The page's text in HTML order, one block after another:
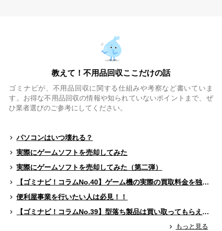
教えて！不用品回収ここだけの話
ゴミナビが、不用品回収に関する仕組みや考察など書いていま
す。お得な不用品回収の情報や知られていないポイントまで、ぜ
ひ業者選びのご参考にしてください。
パソコンはいつ壊れる？
実際にゲームソフトを売却してみた
実際にゲームソフトを売却してみた（第二弾）
【ゴミナビ！コラムNo.40】ゲーム機の実際の買取料金を独自調査！！
便利屋事業を行いたい人は必見！！
【ゴミナビ！コラムNo.39】型落ち製品は買い取ってもらえる？（ゲームソフト編）
もっと見る